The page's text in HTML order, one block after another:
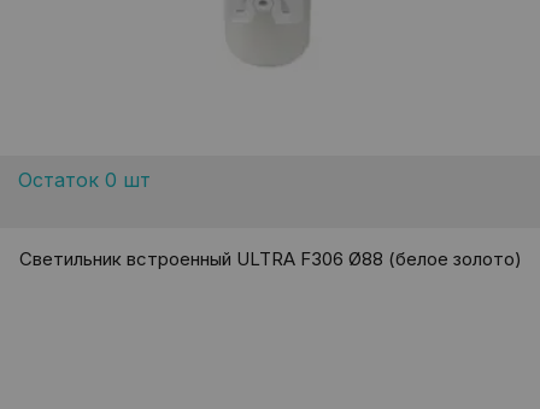
Остаток 0 шт
Светильник встроенный ULTRA F306 Ø88 (белое золото)